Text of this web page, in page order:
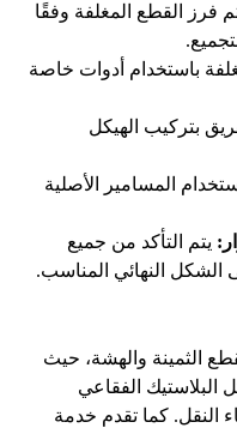
فرز القطع المغلفة وفقًا
باستخدام أدوات خاصة
بتركيب الهيكل
المسامير الأصلية
يتم التأكد من جميع
الشكل النهائي المناسب.
الثمينة والهشة، حيث
البلاستيك الفقاعي
النقل. كما تقدم خدمة